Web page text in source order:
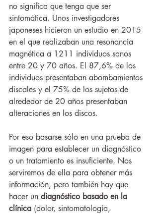
no significa que tenga que ser
sintomática. Unos investigadores
japoneses hicieron un estudio en 2015
en el que realizaban una resonancia
magnética a 1211 individuos sanos
entre 20 y 70 años. El 87,6% de los
individuos presentaban abombamientos
discales y el 75% de los sujetos de
alrededor de 20 años presentaban
alteraciones en los discos.
Por eso basarse sólo en una prueba de
imagen para establecer un diagnóstico
o un tratamiento es insuficiente. Nos
serviremos de ella para obtener más
información, pero también hay que
hacer un diagnóstico basado en la
clínica (dolor, sintomatología,